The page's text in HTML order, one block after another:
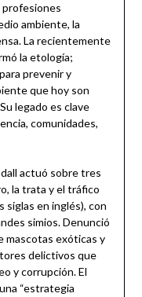
profesiones
ambiente, la
La recientemente
la etología;
prevenir y
que hoy son
legado es clave
comunidades,
actuó sobre tres
la trata y el tráfico
siglas en inglés), con
simios. Denunció
mascotas exóticas y
delictivos que
y corrupción. El
“estrategia